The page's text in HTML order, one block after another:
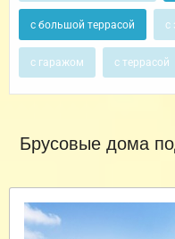
с большой террасой с
с гаражом с террасой
Брусовые дома